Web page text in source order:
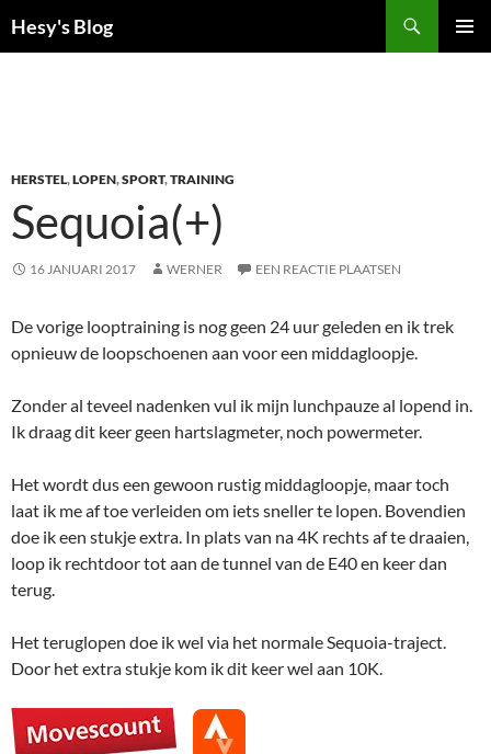
naar
Hesy's Blog
HERSTEL,LOPEN,SPORT,TRAINING
Sequoia(+)
16 JANUARI 2017 WERNER EEN REACTIE PLAATSEN
De vorige looptraining is nog geen 24 uur geleden en ik trek
opnieuw de loopschoenen aan voor een middagloopje.
Zonder al teveel nadenken vul ik mijn lunchpauze al lopend in.
Ik draag dit keer geen hartslagmeter, noch powermeter.
Het wordt dus een gewoon rustig middagloopje, maar toch
laat ik me af toe verleiden om iets sneller te lopen. Bovendien
doe ik een stukje extra. In plats van na 4K rechts af te draaien,
loop ik rechtdoor tot aan de tunnel van de E40 en keer dan
terug.
Het teruglopen doe ik wel via het normale Sequoia-traject.
Door het extra stukje kom ik dit keer wel aan 10K.